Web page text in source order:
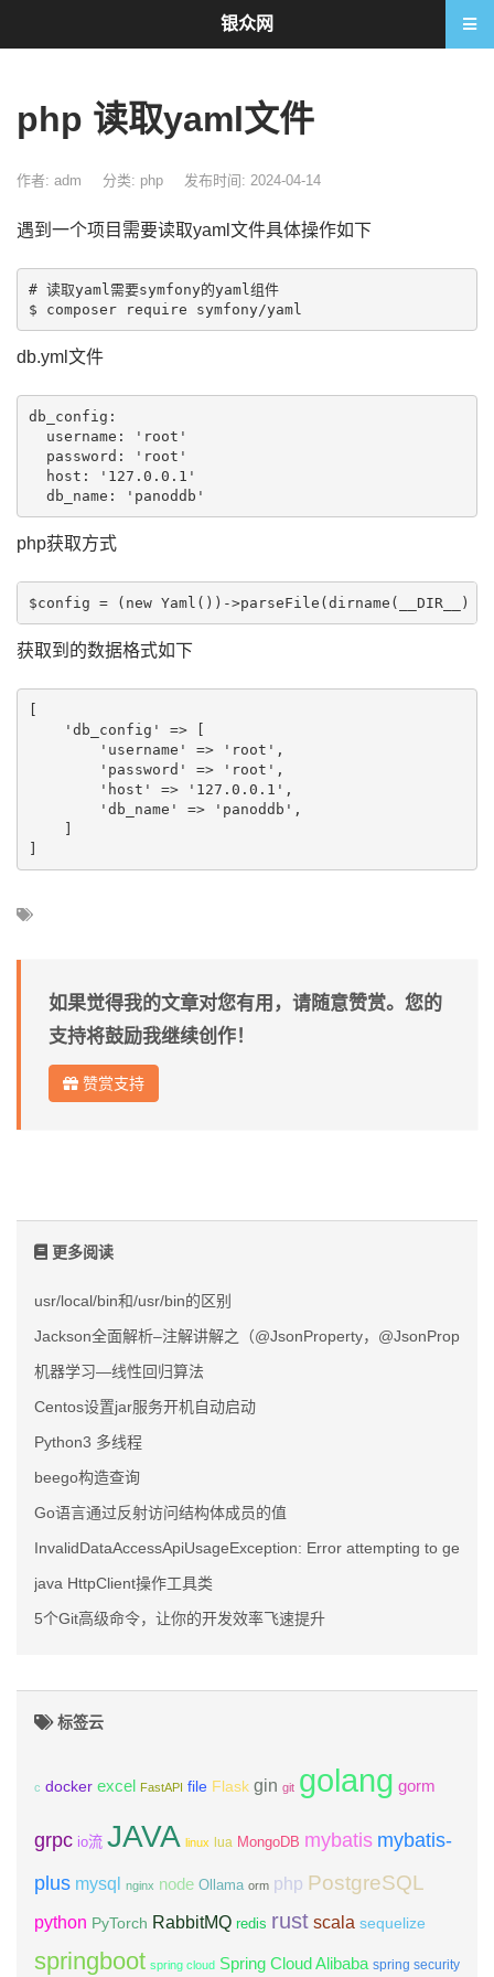
php 读取yaml文件
作者: adm 分类: php 发布时间: 2024-04-14
遇到一个项目需要读取yaml文件具体操作如下
# 读取yaml需要symfony的yaml组件
db.yml文件
db_config:
  username: 'root'
  password: 'root'
  host: '127.0.0.1'
php获取方式
获取到的数据格式如下
[
    'db_config' => [
        'username' => 'root',
        'password' => 'root',
        'host' => '127.0.0.1',
        'db_name' => 'panoddb',
    ]
如果觉得我的文章对您有用，请随意赞赏。您的
支持将鼓励我继续创作！
赞赏支持
更多阅读
usr/local/bin和/usr/bin的区别
Jackson全面解析–注解讲解之（@JsonProperty，
机器学习—线性回归算法
Centos设置jar服务开机自动启动
Python3 多线程
beego构造查询
Go语言通过反射访问结构体成员的值
InvalidDataAccessApiUsageException: Error attempting to get
java HttpClient操作工具类
5个Git高级命令，让你的开发效率飞速提升
标签云
c docker excel FastAPI file Flask gin git golang gorm
grpc io流 JAVA linux lua MongoDB mybatis mybatis-
plus mysql nginx node Ollama orm php PostgreSQL
python PyTorch RabbitMQ redis rust scala sequelize
springboot spring cloud Spring Cloud Alibaba spring security
银众网